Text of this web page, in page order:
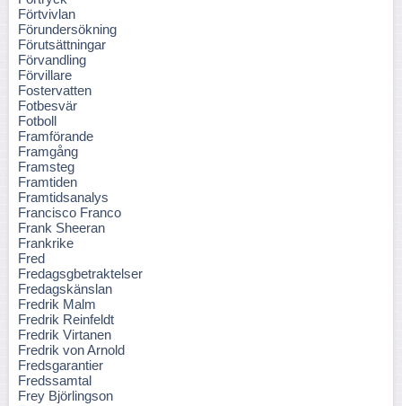
Förtvivlan
Förundersökning
Förutsättningar
Förvandling
Förvillare
Fostervatten
Fotbesvär
Fotboll
Framförande
Framgång
Framsteg
Framtiden
Framtidsanalys
Francisco Franco
Frank Sheeran
Frankrike
Fred
Fredagsgbetraktelser
Fredagskänslan
Fredrik Malm
Fredrik Reinfeldt
Fredrik Virtanen
Fredrik von Arnold
Fredsgarantier
Fredssamtal
Frey Björlingson